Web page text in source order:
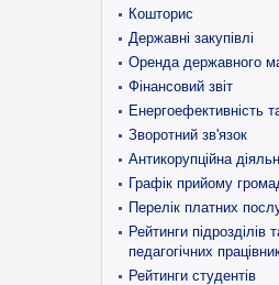
Кошторис
Державні закупівлі
Оренда державного
Фінансовий звіт
Енергоефективність
Зворотний зв'язок
Антикорупційна
Графік прийому
Перелік платних
Рейтинги підрозділів
педагогічних
Рейтинги студентів